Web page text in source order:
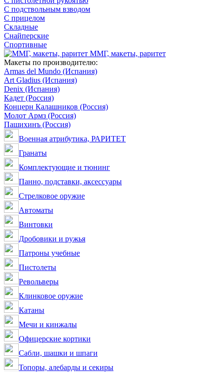
С подствольным взводом
С прицелом
Складные
Снайперские
Спортивные
ММГ, макеты, раритет
Макеты по производителю:
Armas del Mundo (Испания)
Art Gladius (Испания)
Denix (Испания)
Кадет (Россия)
Концерн Калашников (Россия)
Молот Армз (Россия)
Пашихинъ (Россия)
Военная атрибутика, РАРИТЕТ
Гранаты
Комплектующие и тюнинг
Панно, подставки, аксессуары
Стрелковое оружие
Автоматы
Винтовки
Дробовики и ружья
Патроны учебные
Пистолеты
Револьверы
Клинковое оружие
Катаны
Мечи и кинжалы
Офицерские кортики
Сабли, шашки и шпаги
Топоры, алебарды и секиры